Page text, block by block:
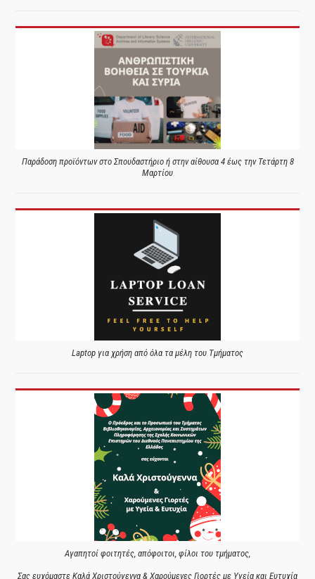
Παράδοση προϊόντων στο Σπουδαστήριο ή στην αίθουσα 4 έως την Τετάρτη 8
Μαρτίου
Laptop για χρήση από όλα τα μέλη του Τμήματος
Αγαπητοί φοιτητές, απόφοιτοι, φίλοι του τμήματος,
Σας ευχόμαστε Καλά Χριστούγεννα & Χαρούμενες Γιορτές με Υγεία και Ευτυχία